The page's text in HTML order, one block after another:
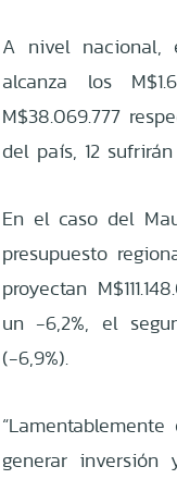
A nivel nacional,
alcanza los
M$38.069.777
del país, 12
En el caso del
presupuesto
proyectan
un -6,2%, el
(-6,9%).
generar